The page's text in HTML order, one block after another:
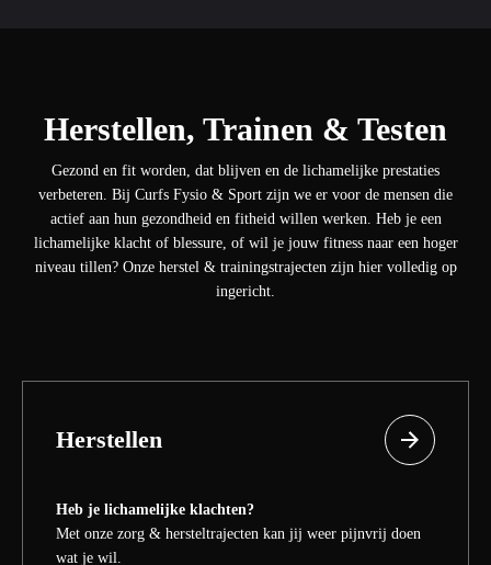
Herstellen, Trainen & Testen
Gezond en fit worden, dat blijven en de lichamelijke prestaties
verbeteren. Bij Curfs Fysio & Sport zijn we er voor de mensen die
actief aan hun gezondheid en fitheid willen werken. Heb je een
lichamelijke klacht of blessure, of wil je jouw fitness naar een hoger
niveau tillen? Onze herstel & trainingstrajecten zijn hier volledig op
ingericht.
Herstellen
Heb je lichamelijke klachten?
Met onze zorg & hersteltrajecten kan jij weer pijnvrij doen
wat je wil.